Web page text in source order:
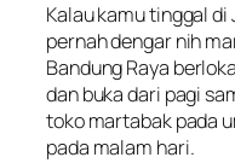
Kalau kamu tinggal
pernah dengar nih
Bandung Raya
dan buka dari pagi
toko martabak pada
pada malam hari.